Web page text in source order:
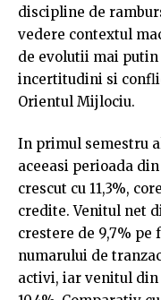
discipline de
vedere contextul
de evolutii mai
incertitudini si
Orientul Mijlociu.
In primul semestru
aceeasi perioada
crescut cu 11,3%,
credite. Venitul net
crestere de 9,7%
numarului de
activi, iar venitul din